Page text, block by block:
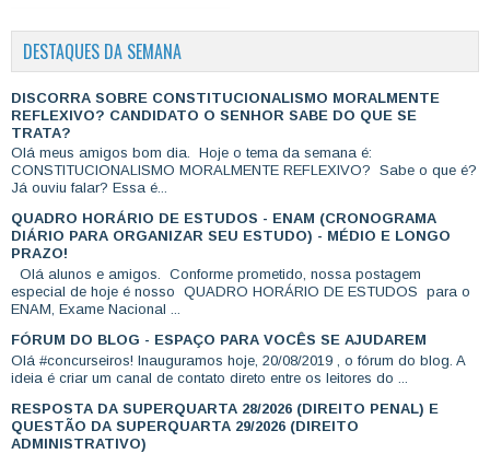
DESTAQUES DA SEMANA
DISCORRA SOBRE CONSTITUCIONALISMO MORALMENTE
REFLEXIVO? CANDIDATO O SENHOR SABE DO QUE SE
TRATA?
Olá meus amigos bom dia. Hoje o tema da semana é:
CONSTITUCIONALISMO MORALMENTE REFLEXIVO? Sabe o que é?
Já ouviu falar? Essa é...
QUADRO HORÁRIO DE ESTUDOS - ENAM (CRONOGRAMA
DIÁRIO PARA ORGANIZAR SEU ESTUDO) - MÉDIO E LONGO
PRAZO!
Olá alunos e amigos. Conforme prometido, nossa postagem
especial de hoje é nosso QUADRO HORÁRIO DE ESTUDOS para o
ENAM, Exame Nacional ...
FÓRUM DO BLOG - ESPAÇO PARA VOCÊS SE AJUDAREM
Olá #concurseiros! Inauguramos hoje, 20/08/2019 , o fórum do blog. A
ideia é criar um canal de contato direto entre os leitores do ...
RESPOSTA DA SUPERQUARTA 28/2026 (DIREITO PENAL) E
QUESTÃO DA SUPERQUARTA 29/2026 (DIREITO
ADMINISTRATIVO)